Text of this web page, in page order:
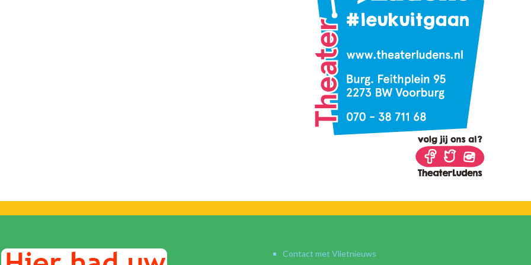
Contact met Vlietnieuws